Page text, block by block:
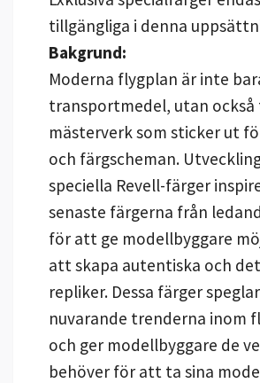
tillgängliga i denna
Bakgrund:
Moderna flygplan är inte
transportmedel, utan också
mästerverk som sticker ut
och färgscheman.
speciella Revell-färger
senaste färgerna från
för att ge modellbyggare
att skapa autentiska och
repliker. Dessa färger
nuvarande trenderna inom
och ger modellbyggare de
behöver för att ta sina